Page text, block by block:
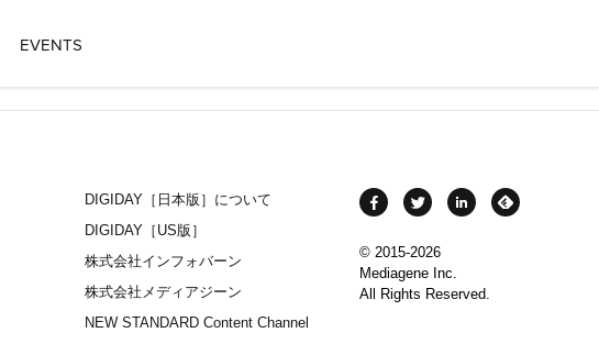
EVENTS
DIGIDAY［日本版］について
DIGIDAY［US版］
株式会社インフォバーン
株式会社メディアジーン
NEW STANDARD Content Channel
© 2015-2026
Mediagene Inc.
All Rights Reserved.